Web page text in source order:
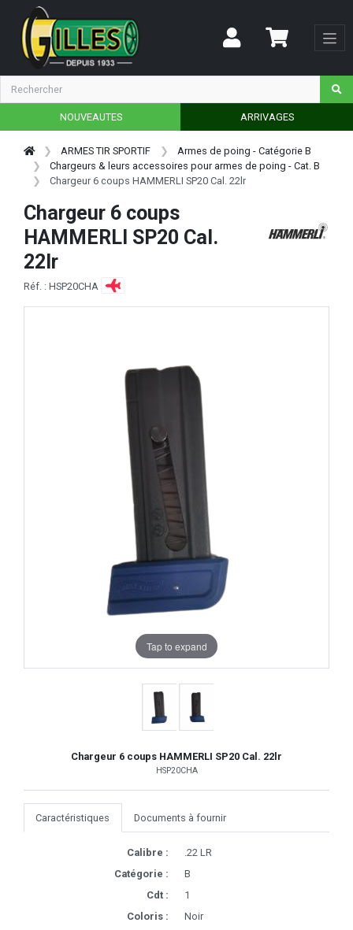
NOUVEAUTES ARRIVAGES
ARMES TIR SPORTIF
Armes de poing - Catégorie B
Chargeurs & leurs accessoires pour armes de poing - Cat. B
Chargeur 6 coups HAMMERLI SP20 Cal. 22lr
Chargeur 6 coups
HAMMERLI SP20 Cal.
22lr
Réf. : HSP20CHA
Tap to expand
Chargeur 6 coups HAMMERLI SP20 Cal. 22lr
HSP20CHA
Caractéristiques Documents à fournir
Calibre :
.22 LR
Catégorie :
B
Cdt :
1
Coloris :
Noir